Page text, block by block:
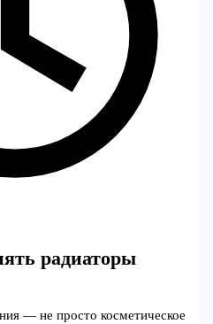
радиаторы
— не просто косметическое